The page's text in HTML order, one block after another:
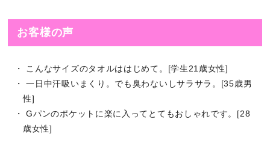
お客様の声
・ こんなサイズのタオルははじめて。[学生21歳女性]
・ 一日中汗吸いまくり。でも臭わないしサラサラ。[35歳男
性]
・ Gパンのポケットに楽に入ってとてもおしゃれです。[28
歳女性]